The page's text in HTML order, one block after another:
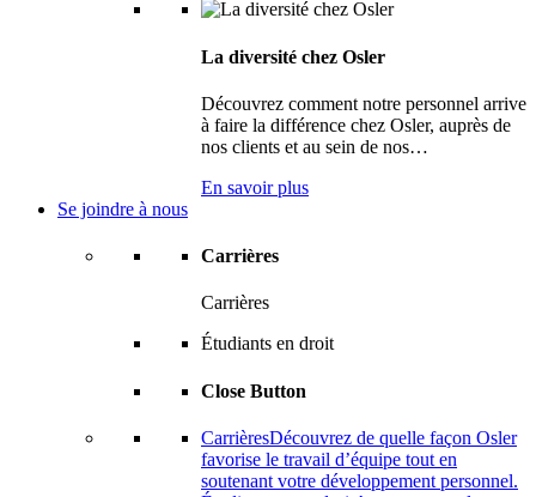
La diversité chez Osler
Découvrez comment notre personnel arrive
à faire la différence chez Osler, auprès de
nos clients et au sein de nos…
En savoir plus
Se joindre à nous
Carrières
Carrières
Étudiants en droit
Close Button
CarrièresDécouvrez de quelle façon Osler
favorise le travail d’équipe tout en
soutenant votre développement personnel.